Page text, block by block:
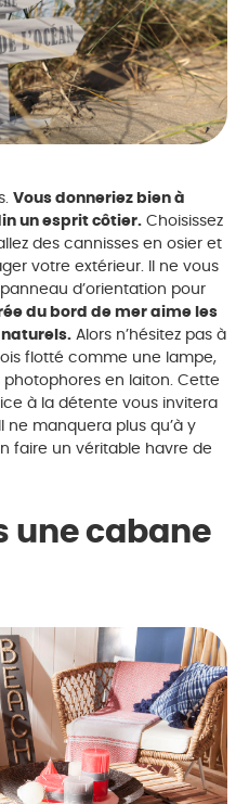
Vous donneriez bien à
un esprit côtier. Choisissez
des cannisses en osier et
votre extérieur. Il ne vous
d’orientation pour
du bord de mer aime les
Alors n’hésitez pas à
flotté comme une lampe,
en laiton. Cette
à la détente vous invitera
manquera plus qu’à y
faire un véritable havre de
une cabane